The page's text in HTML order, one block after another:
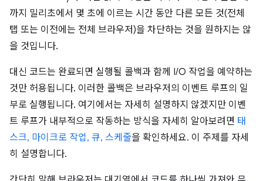
까지 밀리초에서 몇 초에 이르는 시간 동안 다른 모든 것(전체
탭 또는 이전에는 전체 브라우저)을 차단하는 것을 원하지는 않
을 것입니다.
대신 코드는 완료되면 실행될 콜백과 함께 I/O 작업을 예약하는
것만 허용됩니다. 이러한 콜백은 브라우저의 이벤트 루프의 일
부로 실행됩니다. 여기에서는 자세히 설명하지 않겠지만 이벤
트 루프가 내부적으로 작동하는 방식을 자세히 알아보려면 태
스크, 마이크로 작업, 큐, 스케줄을 확인하세요. 이 주제를 자세
히 설명합니다.